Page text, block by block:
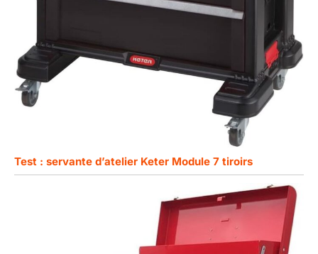
Test : servante d’atelier Keter Module 7 tiroirs